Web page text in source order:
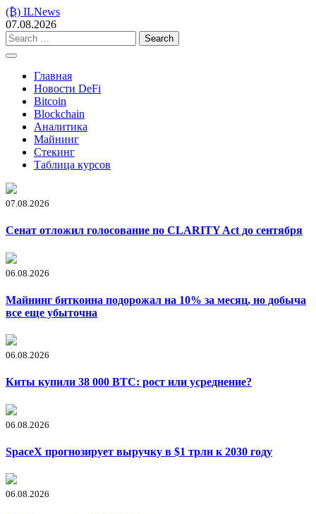
Skip
to
content
(₿) ILNews
07.08.2026
Search
for:
Главная
Новости DeFi
Bitcoin
Blockchain
Аналитика
Майнинг
Стекинг
Таблица курсов
07.08.2026
Сенат отложил голосование по CLARITY Act до сентября
06.08.2026
Майнинг биткоина подорожал на 10% за месяц, но добыча
все еще убыточна
06.08.2026
Киты купили 38 000 BTC: рост или усреднение?
06.08.2026
SpaceX прогнозирует выручку в $1 трлн к 2030 году
06.08.2026